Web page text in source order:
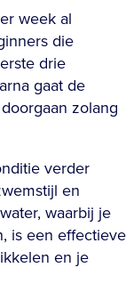
week al
die
drie
gaat de
zolang
verder
en
waarbij je
is een effectieve
en je